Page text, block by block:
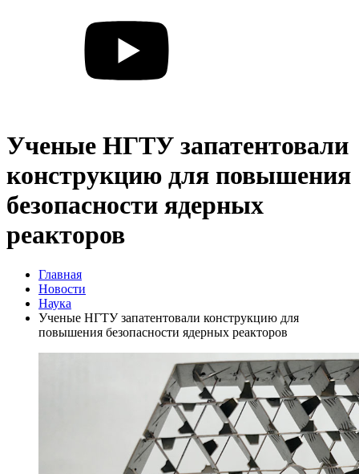
Ученые НГТУ запатентовали
конструкцию для повышения
безопасности ядерных
реакторов
Главная
Новости
Наука
Ученые НГТУ запатентовали конструкцию для
повышения безопасности ядерных реакторов